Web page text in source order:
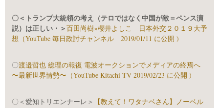
〇＜トランプ大統領の考え（テロではなく中国が敵＝ペンス演
説）は正しい・＞百田尚樹×櫻井よしこ 日本外交２０１９大予
想（YouTube 毎日政討チャンネル 2019/01/11 に公開 )
〇渡邉哲也 総理の報復 電波オークションでメディアの終焉へ
〜最新世界情勢〜（YouTube Kitachi TV 2019/02/23 に公開 )
〇＜愛知トリエンナーレ＞
【教えて！ワタナベさん】ノーベル